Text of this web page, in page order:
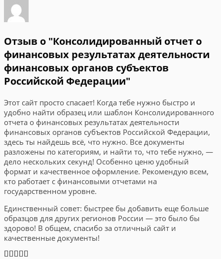
Отзыв о "Консолидированный отчет о
финансовых результатах деятельности
финансовых органов субъектов
Российской Федерации"
Этот сайт просто спасает! Когда тебе нужно быстро и
удобно найти образец или шаблон Консолидированного
отчета о финансовых результатах деятельности
финансовых органов субъектов Российской Федерации,
здесь ты найдешь всё, что нужно. Все документы
разложены по категориям, и найти то, что тебе нужно, —
дело нескольких секунд! Особенно ценю удобный
формат и качественное оформление. Рекомендую всем,
кто работает с финансовыми отчетами на
государственном уровне.
Единственный совет: быстрее бы добавить еще больше
образцов для других регионов России — это было бы
здорово! В общем, спасибо за отличный сайт и
качественные документы!